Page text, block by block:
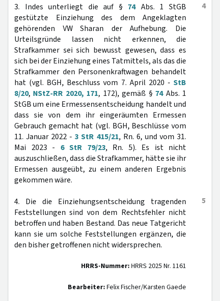
4
3. Indes unterliegt die auf § 74Abs. 1 StGB
gestützte Einziehung des dem Angeklagten
gehörenden VW Sharan der Aufhebung. Die
Urteilsgründe lassen nicht erkennen, die
Strafkammer sei sich bewusst gewesen, dass es
sich bei der Einziehung eines Tatmittels, als das die
Strafkammer den Personenkraftwagen behandelt
hat (vgl. BGH, Beschluss vom 7. April 2020 - StB
8/20, NStZ-RR 2020, 171, 172), gemäß § 74Abs. 1
StGB um eine Ermessensentscheidung handelt und
dass sie von dem ihr eingeräumten Ermessen
Gebrauch gemacht hat (vgl. BGH, Beschlüsse vom
11. Januar 2022 -3 StR 415/21, Rn. 6, und vom 31.
Mai 2023 - 6 StR 79/23, Rn. 5). Es ist nicht
auszuschließen, dass die Strafkammer, hätte sie ihr
Ermessen ausgeübt, zu einem anderen Ergebnis
gekommen wäre.
5
4. Die die Einziehungsentscheidung tragenden
Feststellungen sind von dem Rechtsfehler nicht
betroffen und haben Bestand. Das neue Tatgericht
kann sie um solche Feststellungen ergänzen, die
den bisher getroffenen nicht widersprechen.
HRRS-Nummer: HRRS 2025 Nr. 1161
Bearbeiter: Felix Fischer/Karsten Gaede